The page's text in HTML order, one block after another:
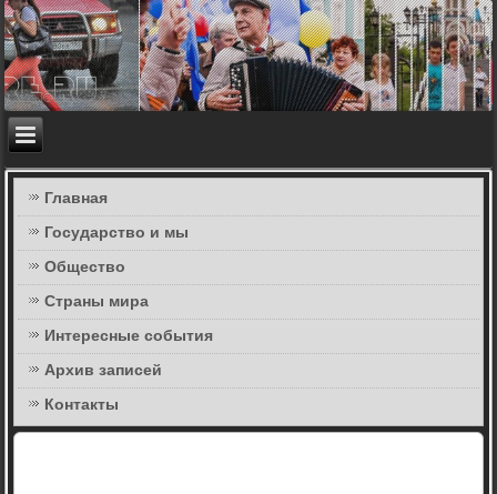
Главная
Государство и мы
Общество
Страны мира
Интересные события
Архив записей
Контакты